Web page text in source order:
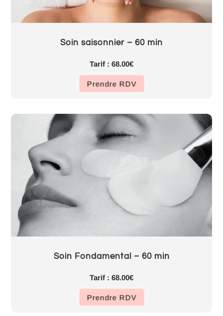
Soin saisonnier – 60 min
Tarif : 68.00€
Prendre RDV
Soin Fondamental – 60 min
Tarif : 68.00€
Prendre RDV